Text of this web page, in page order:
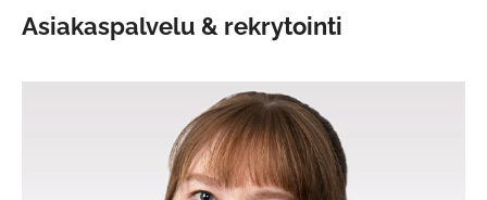
Asiakaspalvelu & rekrytointi